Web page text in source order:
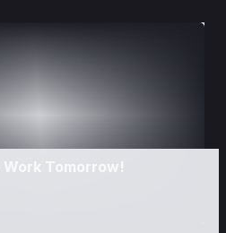
Work Tomorrow!